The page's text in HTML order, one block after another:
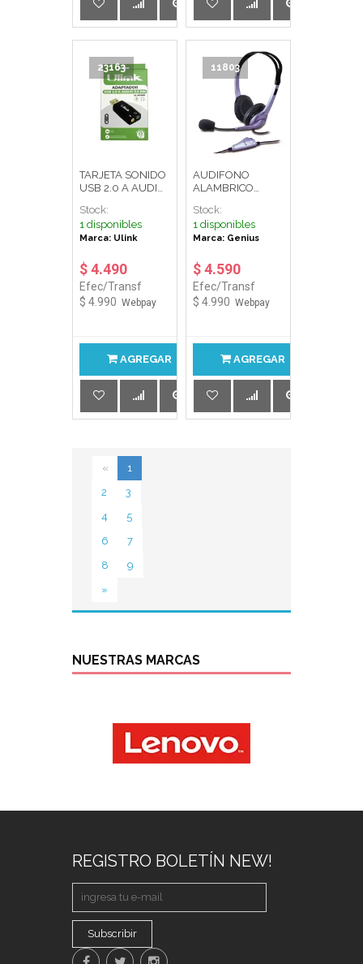
23163
TARJETA SONIDO
USB 2.0 A AUDIO
ULINK
Stock:
1 disponibles
Marca: Ulink
$ 4.490
Efec/Transf
$ 4.990 Webpay
AGREGAR
11803
AUDIFONO
ALAMBRICO
3.5
C/MICROFONO
HS-04S
Stock:
1 disponibles
Marca: Genius
$ 4.590
Efec/Transf
$ 4.990 Webpay
AGREGAR
«
1
2
3
4
5
6
7
8
9
»
NUESTRAS MARCAS
REGISTRO BOLETÍN NEW!
Subscribir